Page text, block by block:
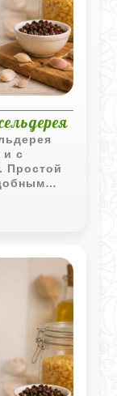
и с
Простой